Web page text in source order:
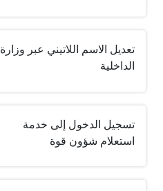
تعديل الاسم اللاتيني عبر وزارة
الداخلية
تسجيل الدخول إلى خدمة
استعلام شؤون قوة